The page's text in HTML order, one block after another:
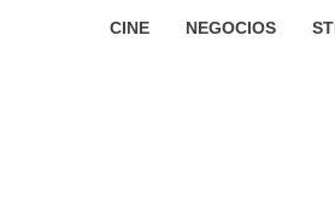
CINE NEGOCIOS